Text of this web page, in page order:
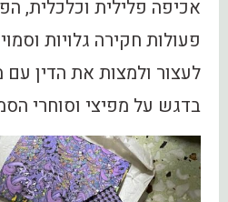
אכיפה פלילית וכלכלית,
פעולות חקירה גלויות
לעצור ולמצות את הדין
בדגש על מפיצי וסוחרי